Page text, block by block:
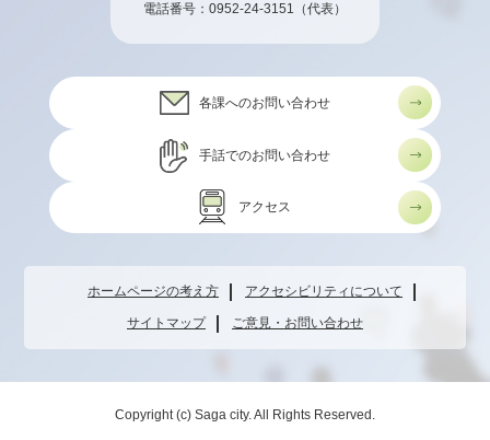
電話番号： 0952-24-3151 （代表）
各課へのお問い合わせ
手話でのお問い合わせ
アクセス
ホームページの考え方 アクセシビリティについて
サイトマップ ご意見・お問い合わせ
Copyright (c) Saga city. All Rights Reserved.